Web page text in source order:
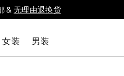
&无理由退换货
女装 男装